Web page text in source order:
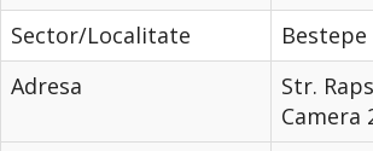
Sector/Localitate
Bestepe
Adresa
Str.
Camera